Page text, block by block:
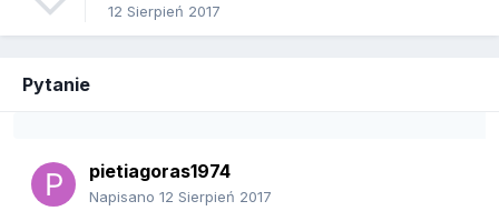
12 Sierpień 2017
Pytanie
pietiagoras1974
Napisano 12 Sierpień 2017